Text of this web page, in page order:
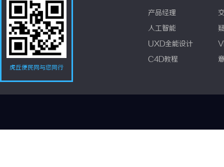
虎丘便民网与您同行
产品经理
人工智能
UXD全能设计
C4D教程